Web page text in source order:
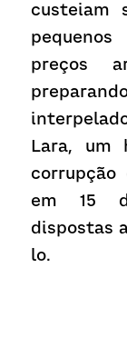
custeiam
preços
Lara, um
em 15
dispostas
lo.